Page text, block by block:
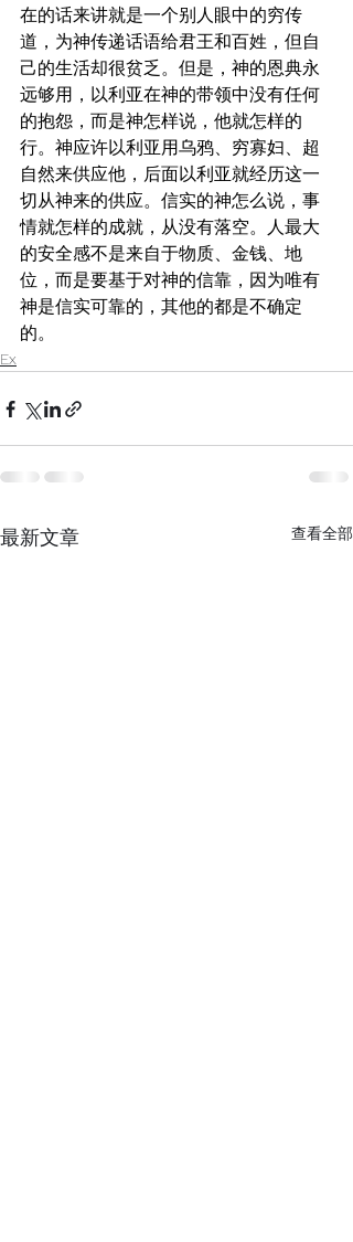
在的话来讲就是一个别人眼中的穷传
道，为神传递话语给君王和百姓，但自
己的生活却很贫乏。但是，神的恩典永
远够用，以利亚在神的带领中没有任何
的抱怨，而是神怎样说，他就怎样的
行。神应许以利亚用乌鸦、穷寡妇、超
自然来供应他，后面以利亚就经历这一
切从神来的供应。信实的神怎么说，事
情就怎样的成就，从没有落空。人最大
的安全感不是来自于物质、金钱、地
位，而是要基于对神的信靠，因为唯有
神是信实可靠的，其他的都是不确定
的。
Ex
最新文章 查看全部